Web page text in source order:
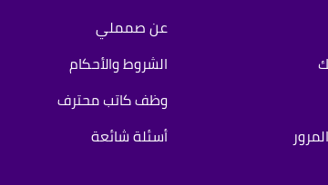
عن صمملي
الشروط والأحكام
وظف كاتب محترف
أسئلة شائعة